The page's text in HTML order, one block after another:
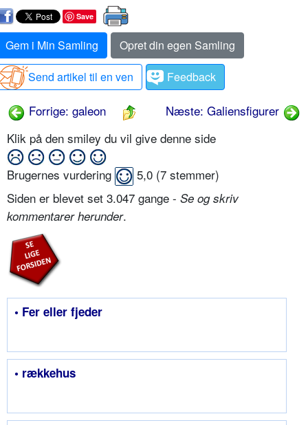
Save
Gem i Min Samling
Opret din egen Samling
Send artikel til en ven
Feedback
Forrige: galeon
Næste: Galiensfigurer
Klik på den smiley du vil give denne side
Brugernes vurdering 5,0 (7 stemmer)
Siden er blevet set 3.047 gange - Se og skriv
kommentarer herunder.
• Fer eller fjeder
• rækkehus